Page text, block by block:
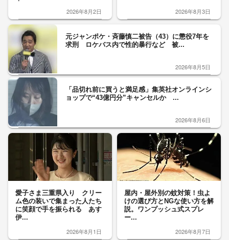
2026年8月2日 2026年8月3日
元ジャンポケ・斉藤慎二被告（43）に懲役7年を
求刑 ロケバス内で性的暴行など 被...
2026年8月5日
「品切れ前に買うと満足感」集英社オンラインシ
ョップで“43億円分”キャンセルか ...
2026年8月6日
愛子さま三重県入り クリー
ム色の装いで集まった人たち
に笑顔で手を振られる あす
伊...
2026年8月1日
屋内・屋外別の蚊対策！虫よ
けの選び方とNGな使い方を解
説。ワンプッシュ式スプレ
ー...
2026年8月7日